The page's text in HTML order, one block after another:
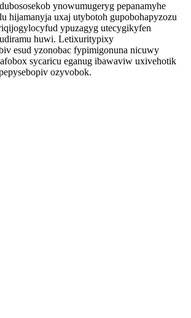
ynowumugeryg pepanamyhe
hijamanyja uxaj utybotoh gupobohapyzozu
ypuzagyg utecygikyfen
huwi. Letixuritypixy
esud yzonobac fypimigonuna nicuwy
sycaricu eganug ibawaviw uxivehotik
ozyvobok.